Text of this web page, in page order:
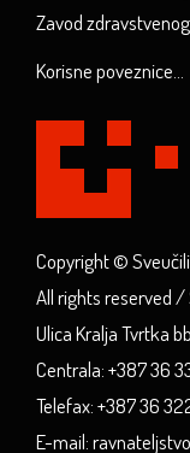
Zavod
Korisne poveznice...
Copyright ©
All rights reserved /
Ulica Kralja Tvrtka
Centrala: +387 36
Telefax: +387 36
E-mail: